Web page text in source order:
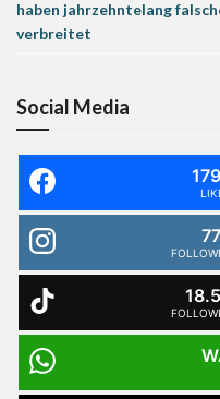
haben jahrzehntelang
verbreitet
Social Media